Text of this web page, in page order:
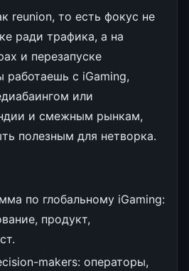
reunion, то есть фокус не
ради трафика, а на
и перезапуске
работаешь с iGaming,
или
и смежным рынкам,
полезным для нетворка.
по глобальному iGaming:
продукт,
makers: операторы,